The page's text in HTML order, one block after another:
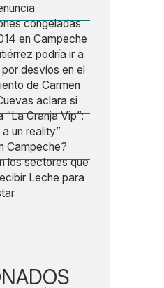
congeladas
en Campeche
podría ir a
desvíos en el
de Carmen
aclara si
“La Granja Vip”:
a un reality”
Campeche?
los sectores que
Leche para